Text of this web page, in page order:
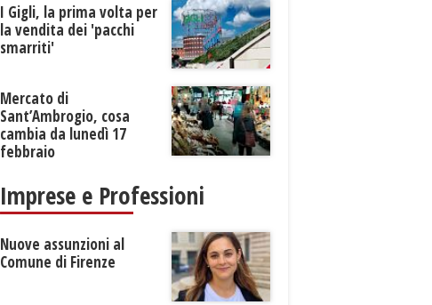
I Gigli, la prima volta per
la vendita dei 'pacchi
smarriti'
Mercato di
Sant’Ambrogio, cosa
cambia da lunedì 17
febbraio
Imprese e Professioni
Nuove assunzioni al
Comune di Firenze